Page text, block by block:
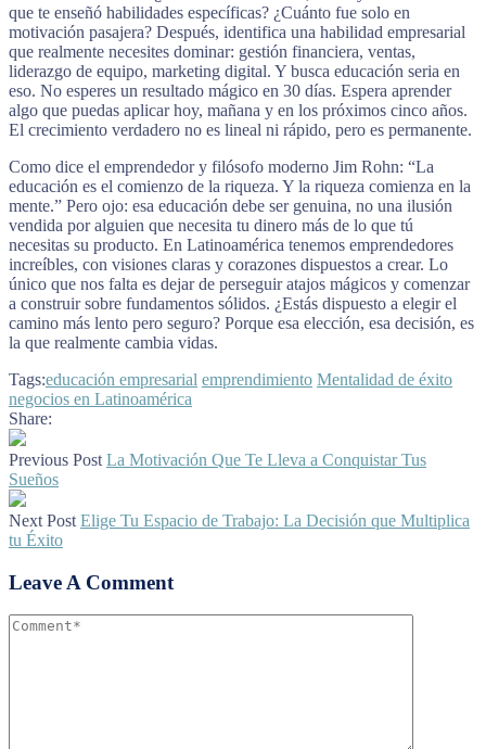
que te enseñó habilidades específicas? ¿Cuánto fue solo en
motivación pasajera? Después, identifica una habilidad empresarial
que realmente necesites dominar: gestión financiera, ventas,
liderazgo de equipo, marketing digital. Y busca educación seria en
eso. No esperes un resultado mágico en 30 días. Espera aprender
algo que puedas aplicar hoy, mañana y en los próximos cinco años.
El crecimiento verdadero no es lineal ni rápido, pero es permanente.
Como dice el emprendedor y filósofo moderno Jim Rohn: “La
educación es el comienzo de la riqueza. Y la riqueza comienza en la
mente.” Pero ojo: esa educación debe ser genuina, no una ilusión
vendida por alguien que necesita tu dinero más de lo que tú
necesitas su producto. En Latinoamérica tenemos emprendedores
increíbles, con visiones claras y corazones dispuestos a crear. Lo
único que nos falta es dejar de perseguir atajos mágicos y comenzar
a construir sobre fundamentos sólidos. ¿Estás dispuesto a elegir el
camino más lento pero seguro? Porque esa elección, esa decisión, es
la que realmente cambia vidas.
Tags:educación empresarial emprendimiento Mentalidad de éxito
negocios en Latinoamérica
Share:
Previous Post La Motivación Que Te Lleva a Conquistar Tus
Sueños
Next Post Elige Tu Espacio de Trabajo: La Decisión que Multiplica
tu Éxito
Leave A Comment